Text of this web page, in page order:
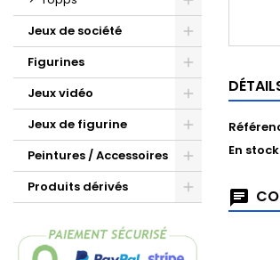
Jeux de société
Figurines
Jeux vidéo
Jeux de figurine
Peintures / Accessoires
Produits dérivés
En stock